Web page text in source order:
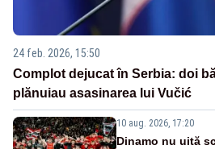
24 feb. 2026, 15:50
Complot dejucat în Serbia: doi
plănuiau asasinarea lui Vučić
10 aug. 2026, 17:20
Dinamo nu uită